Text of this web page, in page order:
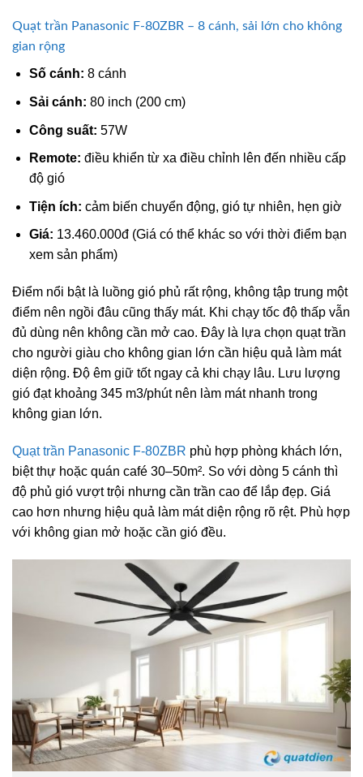
Quạt trần Panasonic F-80ZBR – 8 cánh, sải lớn cho không
gian rộng
Số cánh: 8 cánh
Sải cánh: 80 inch (200 cm)
Công suất: 57W
Remote: điều khiển từ xa điều chỉnh lên đến nhiều cấp
độ gió
Tiện ích: cảm biến chuyển động, gió tự nhiên, hẹn giờ
Giá: 13.460.000đ (Giá có thể khác so với thời điểm bạn
xem sản phẩm)
Điểm nổi bật là luồng gió phủ rất rộng, không tập trung một
điểm nên ngồi đâu cũng thấy mát. Khi chạy tốc độ thấp vẫn
đủ dùng nên không cần mở cao. Đây là lựa chọn quạt trần
cho người giàu cho không gian lớn cần hiệu quả làm mát
diện rộng. Độ êm giữ tốt ngay cả khi chạy lâu. Lưu lượng
gió đạt khoảng 345 m3/phút nên làm mát nhanh trong
không gian lớn.
Quạt trần Panasonic F-80ZBR phù hợp phòng khách lớn,
biệt thự hoặc quán café 30–50m². So với dòng 5 cánh thì
độ phủ gió vượt trội nhưng cần trần cao để lắp đẹp. Giá
cao hơn nhưng hiệu quả làm mát diện rộng rõ rệt. Phù hợp
với không gian mở hoặc cần gió đều.